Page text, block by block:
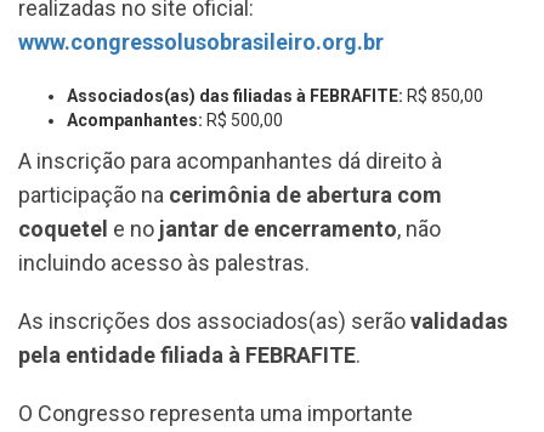
realizadas no site oficial:
www.congressolusobrasileiro.org.br
Associados(as) das filiadas à FEBRAFITE: R$ 850,00
Acompanhantes: R$ 500,00
A inscrição para acompanhantes dá direito à
participação na cerimônia de abertura com
coquetel e no jantar de encerramento, não
incluindo acesso às palestras.
As inscrições dos associados(as) serãovalidadas
pela entidade filiada à FEBRAFITE.
O Congresso representa uma importante